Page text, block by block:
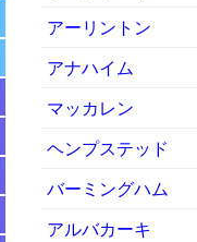
アーリントン
アナハイム
マッカレン
ヘンプステッド
バーミングハム
アルバカーキ